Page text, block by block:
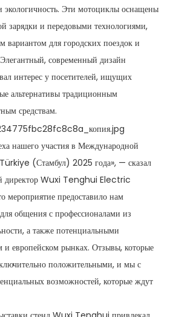
экологичность. Эти мотоциклы оснащены
зарядки и передовыми технологиями,
вариантом для городских поездок и
современный дизайн
интерес у посетителей, ищущих
альтернативы традиционным
средствам.
нашего участия в Международной
Türkiye (Стамбул) 2025 года», — сказал
директор Wuxi Tenghui Electric
предоставило нам
общения с профессионалами из
а также потенциальными
и европейском рынках. Отзывы, которые
положительными, и мы с
возможностей, которые ждут